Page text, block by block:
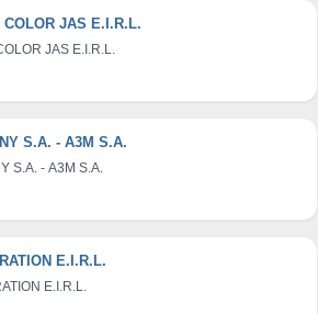
COLOR JAS E.I.R.L.
JAS E.I.R.L.
S.A. - A3M S.A.
S.A. - A3M S.A.
E.I.R.L.
E.I.R.L.